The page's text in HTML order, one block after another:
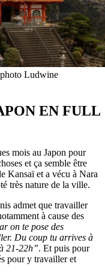
Ludwine
EN FULL
mois au Japon pour
et ça semble être
Kansaï et a vécu à Nara
très nature de la ville.
admet que travailler
à cause des
on te pose des
Du coup tu arrives à
21-22h”. Et puis pour
pour y travailler et